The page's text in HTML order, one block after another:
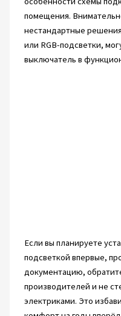
помещения.
нестандартные
или RGB-подсветки,
выключатель в
Если вы планируете
подсветкой впервые,
документацию,
производителей и не
электриками. Это